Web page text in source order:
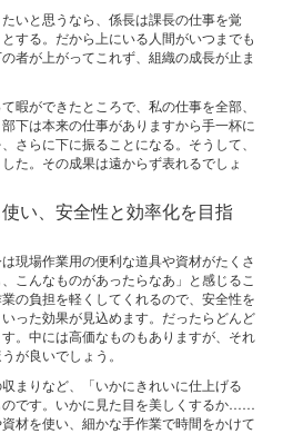
いと思うなら、係長は課長の仕事を覚
する。だから上にいる人間がいつまでも
者が上がってこれず、組織の成長が止ま
暇ができたところで、私の仕事を全部、
下は本来の仕事がありますから手一杯に
さらに下に振ることになる。そうして、
た。その成果は遠からず表れるでしょ
い、安全性と効率化を目指
現場作業用の便利な道具や資材がたくさ
こんなものがあったらなあ」と感じるこ
の負担を軽くしてくれるので、安全性を
った効果が見込めます。だったらどんど
。中には高価なものもありますが、それ
が良いでしょう。
まりなど、「いかにきれいに仕上げる
です。いかに見た目を美しくするか……
材を使い、細かな手作業で時間をかけて